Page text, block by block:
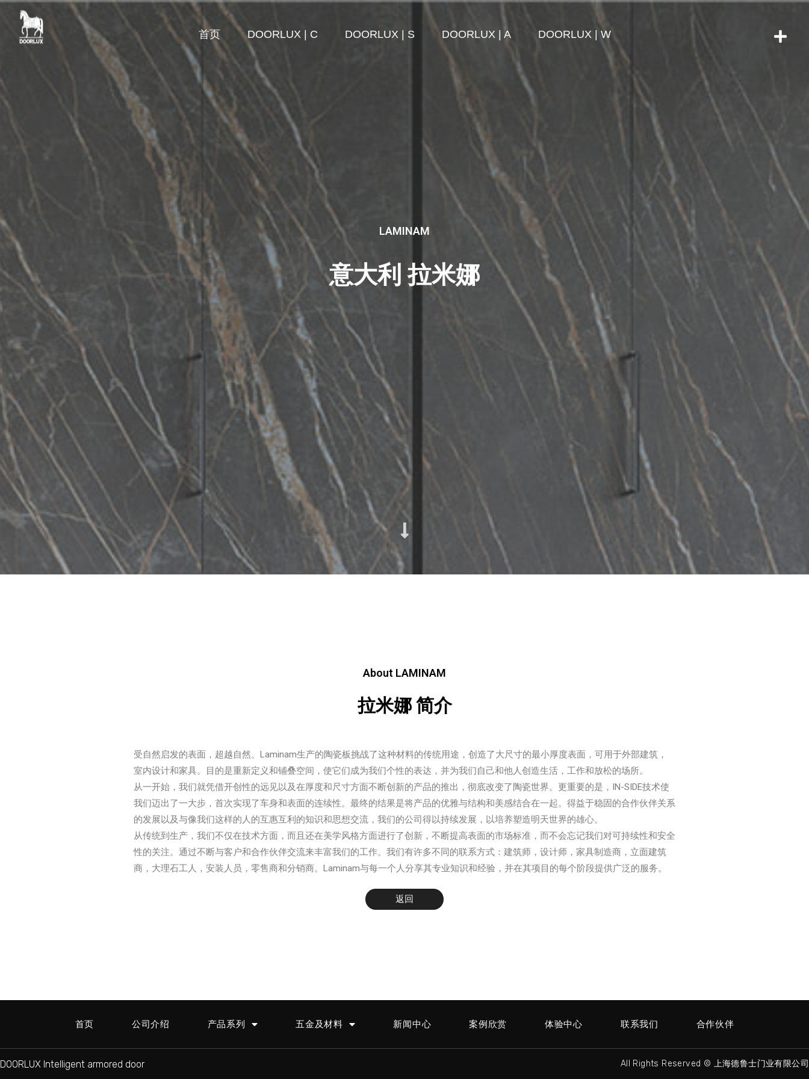
首页 DOORLUX | C DOORLUX | S DOORLUX | A DOORLUX | W
LAMINAM
意大利 拉米娜
About LAMINAM
拉米娜 简介
受自然启发的表面，超越自然。Laminam生产的陶瓷板挑战了这种材料的传统用途，创造了大尺寸的最小厚度表面，可用于外部建筑，
室内设计和家具。目的是重新定义和铺叠空间，使它们成为我们个性的表达，并为我们自己和他人创造生活，工作和放松的场所。
从一开始，我们就凭借开创性的远见以及在厚度和尺寸方面不断创新的产品的推出，彻底改变了陶瓷世界。更重要的是，IN-SIDE技术使
我们迈出了一大步，首次实现了车身和表面的连续性。最终的结果是将产品的优雅与结构和美感结合在一起。得益于稳固的合作伙伴关系
的发展以及与像我们这样的人的互惠互利的知识和思想交流，我们的公司得以持续发展，以培养塑造明天世界的雄心。
从传统到生产，我们不仅在技术方面，而且还在美学风格方面进行了创新，不断提高表面的市场标准，而不会忘记我们对可持续性和安全
性的关注。通过不断与客户和合作伙伴交流来丰富我们的工作。我们有许多不同的联系方式：建筑师，设计师，家具制造商，立面建筑
商，大理石工人，安装人员，零售商和分销商。Laminam与每一个人分享其专业知识和经验，并在其项目的每个阶段提供广泛的服务。
返回
首页 公司介绍 产品系列 五金及材料 新闻中心 案例欣赏 体验中心 联系我们 合作伙伴
DOORLUX Intelligent armored door All Rights Reserved © 上海德鲁士门业有限公司